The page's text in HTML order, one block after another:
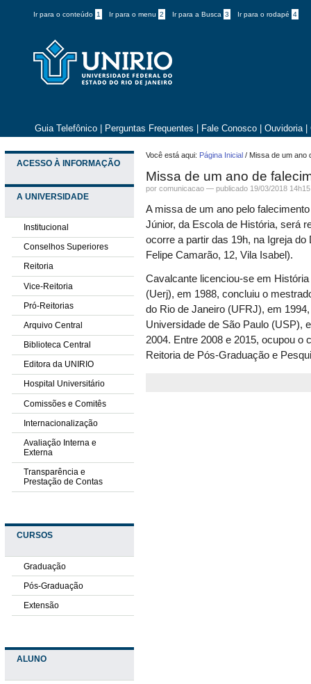
Ir para o conteúdo 1 Ir para o menu 2 Ir para a Busca 3 Ir para o rodapé 4
Guia Telefônico Perguntas Frequentes Fale Conosco Ouvidoria
ACESSO À INFORMAÇÃO
A UNIVERSIDADE
Institucional
Conselhos Superiores
Reitoria
Vice-Reitoria
Pró-Reitorias
Arquivo Central
Biblioteca Central
Editora da UNIRIO
Hospital Universitário
Comissões e Comitês
Internacionalização
Avaliação Interna e
Externa
Transparência e
Prestação de Contas
CURSOS
Graduação
Pós-Graduação
Extensão
ALUNO
Você está aqui: Página Inicial / Missa de um ano
Missa de um ano de
por comunicacao —publicado 19/03/2018
A missa de um ano pelo
Júnior, da Escola de História, será
ocorre a partir das 19h, na Igreja
Felipe Camarão, 12, Vila Isabel).
Cavalcante licenciou-se em
(Uerj), em 1988, concluiu o
do Rio de Janeiro (UFRJ), em
Universidade de São Paulo (USP),
2004. Entre 2008 e 2015, ocupou o
Reitoria de Pós-Graduação e